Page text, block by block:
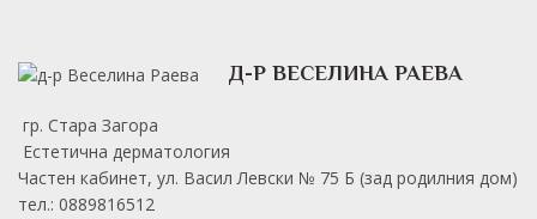
Д-Р ВЕСЕЛИНА РАЕВА
гр. Стара Загора
Естетична дерматология
Частен кабинет, ул. Васил Левски № 75 Б (зад родилния дом)
тел.: 0889816512